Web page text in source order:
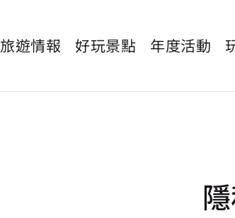
旅遊情報 好玩景點 年度活動